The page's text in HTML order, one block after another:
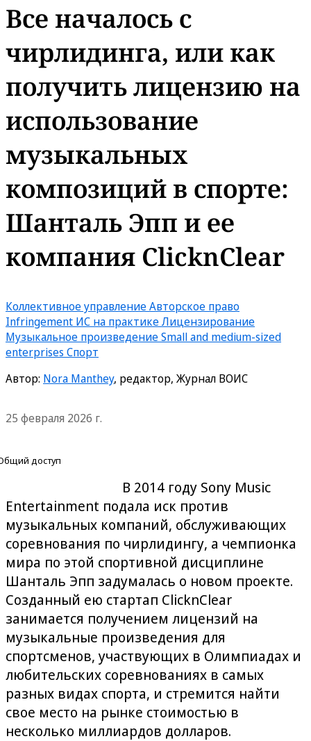
Все началось с
чирлидинга, или как
получить лицензию на
использование
музыкальных
композиций в спорте:
Шанталь Эпп и ее
компания ClicknClear
Коллективное управлениеАвторское право
Infringement ИС на практикеЛицензирование
Музыкальное произведениеSmall and medium-sized
enterprises Спорт
Автор: Nora Manthey, редактор, Журнал ВОИС
25 февраля 2026 г.
доступ
В 2014 году Sony Music
Entertainment подала иск против
музыкальных компаний, обслуживающих
соревнования по чирлидингу, а чемпионка
мира по этой спортивной дисциплине
Шанталь Эпп задумалась о новом проекте.
Созданный ею стартап ClicknClear
занимается получением лицензий на
музыкальные произведения для
спортсменов, участвующих в Олимпиадах и
любительских соревнованиях в самых
разных видах спорта, и стремится найти
свое место на рынке стоимостью в
несколько миллиардов долларов.